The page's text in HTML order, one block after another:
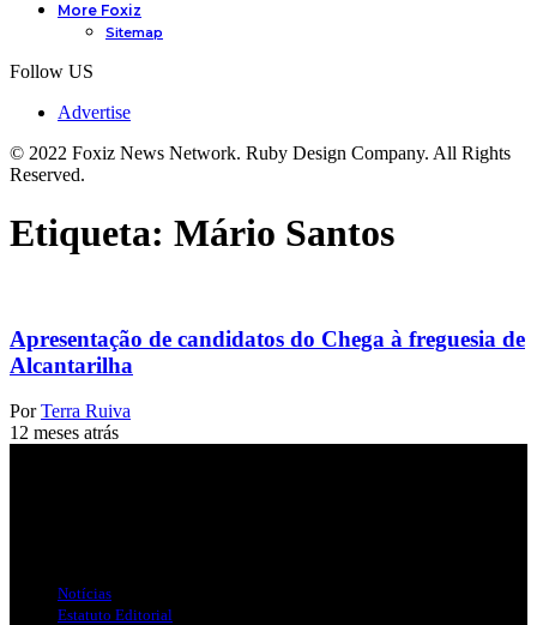
More Foxiz
Sitemap
Follow US
Advertise
© 2022 Foxiz News Network. Ruby Design Company. All Rights
Reserved.
Etiqueta: Mário Santos
Apresentação de candidatos do Chega à freguesia de
Alcantarilha
Por Terra Ruiva
12 meses atrás
Notícias
Estatuto Editorial